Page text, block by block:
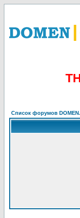
Список форумов